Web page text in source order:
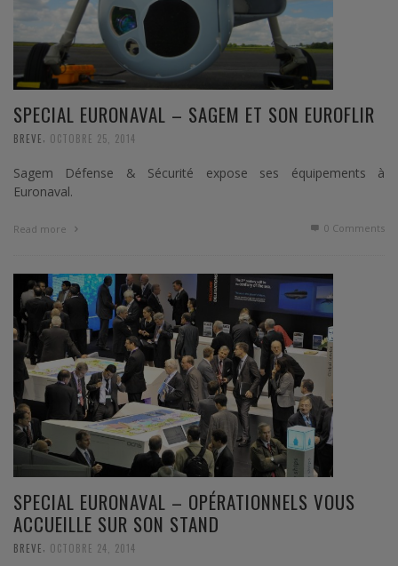
SPECIAL EURONAVAL – SAGEM ET SON EUROFLIR
BREVE OCTOBRE 25, 2014
Sagem Défense & Sécurité expose ses équipements à
Euronaval.
Read more 0 Comments
SPECIAL EURONAVAL – OPÉRATIONNELS VOUS
ACCUEILLE SUR SON STAND
BREVE OCTOBRE 24, 2014